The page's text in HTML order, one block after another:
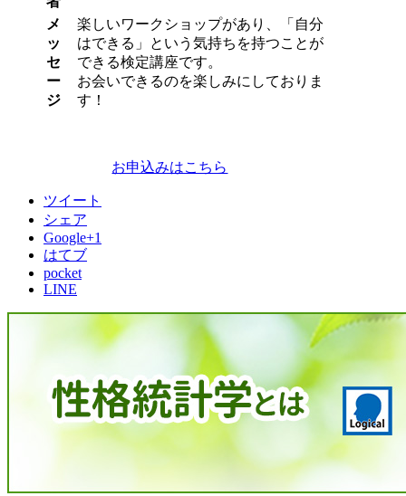
メ
ッ
セ
ー
ジ
楽しいワークショップがあり、「自分
はできる」という気持ちを持つことが
できる検定講座です。
お会いできるのを楽しみにしておりま
す！
お申込みはこちら
ツイート
シェア
Google+1
はてブ
pocket
LINE